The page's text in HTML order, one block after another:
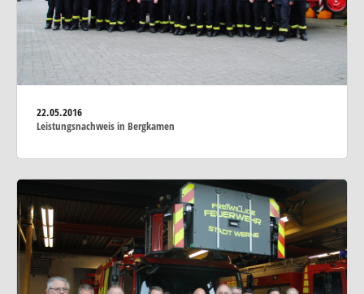
22.05.2016
Leistungsnachweis in Bergkamen